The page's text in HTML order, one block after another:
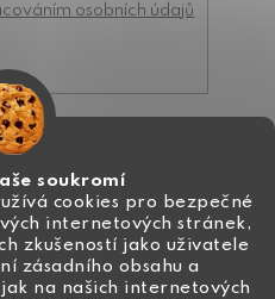
soukromí
cookies pro bezpečné
internetových stránek,
zkušeností jako uživatele
zásadního obsahu a
na našich internetových
osobních údajů